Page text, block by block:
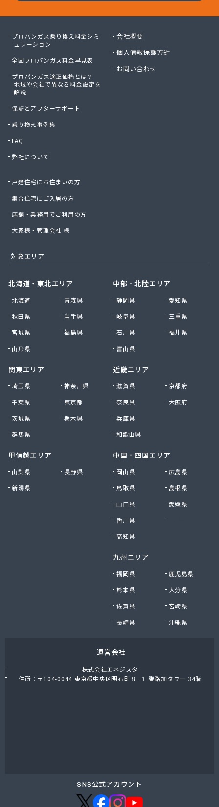
人吉木炭株式会社
西吉美商店
西島燃料店
西部ガスエネルギー株式会社 熊本支店
川口ガス設備
早川俊春商店
村上プロパン店
太陽ガス株式会社
大幸プロパン株式会社
大鵬ホーム産業株式会社
大牟田ガスエネルギー株式会社玉名営業所
大和プロパン
第一マルヰガス株式会社
中曽根プロパン店
天明プロパン工業
東部プロパン
藤木プロパン燃料店
内山商店株式会社
南九州マルヰ株式会社 進栄ガス営業所
南九州マルヰ株式会社 人吉営業所
南九州マルヰ株式会社 人吉営業所
南国殖産株式会社 熊本支店ガス課
NXエネルギー九州株式会社 雲雀丘出張所
NXエネルギー九州株式会社 熊本営業所
業所
NXエネルギー九州株式会社 熊本北営業所
NXエネルギー九州株式会社 城北営業所
日豊興産株式会社 本社事務所
肥後協同ガス配送センター株式会社
福岡酸素株式会社八代出張所
野中石油プロパン有限会社
有限会社おざわ商会
有限会社オヤマガス
有限会社永野燃料
有限会社益城屋商店
プロパンガス乗り換え料金シミ
ュレーション
全国プロパンガス料金早見表
プロパンガス適正価格とは？
地域や会社で異なる料金設定を
解説
保証とアフターサポート
乗り換え事例集
FAQ
弊社について
戸建住宅にお住まいの方
集合住宅にご入居の方
店舗・業務用でご利用の方
大家様・管理会社 様
会社概要
個人情報保護方針
お問い合わせ
対象エリア
北海道・東北エリア
北海道
青森県
秋田県
岩手県
宮城県
福島県
山形県
関東エリア
埼玉県
神奈川県
千葉県
東京都
茨城県
栃木県
群馬県
甲信越エリア
山梨県
長野県
新潟県
中部・北陸エリア
静岡県
愛知県
岐阜県
三重県
石川県
福井県
富山県
近畿エリア
滋賀県
京都府
奈良県
大阪府
兵庫県
和歌山県
中国・四国エリア
岡山県
広島県
鳥取県
島根県
山口県
愛媛県
香川県
高知県
九州エリア
福岡県
鹿児島県
熊本県
大分県
佐賀県
宮崎県
長崎県
沖縄県
運営会社
株式会社エネジスタ
住所：〒104-0044 東京都中央区明石町８−１ 聖路加タワー 34階
SNS公式アカウント